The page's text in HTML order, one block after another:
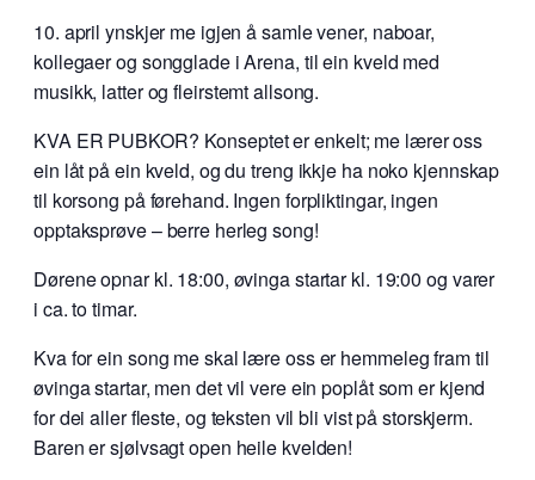
10. april ynskjer me igjen å samle vener, naboar,
kollegaer og songglade i Arena, til ein kveld med
musikk, latter og fleirstemt allsong.
KVA ER PUBKOR? Konseptet er enkelt; me lærer oss
ein låt på ein kveld, og du treng ikkje ha noko kjennskap
til korsong på førehand. Ingen forpliktingar, ingen
opptaksprøve – berre herleg song!
Dørene opnar kl. 18:00, øvinga startar kl. 19:00 og varer
i ca. to timar.
Kva for ein song me skal lære oss er hemmeleg fram til
øvinga startar, men det vil vere ein poplåt som er kjend
for dei aller fleste, og teksten vil bli vist på storskjerm.
Baren er sjølvsagt open heile kvelden!